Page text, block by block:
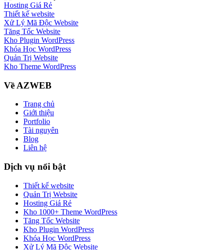
Hosting Giá Rẻ
Thiết kế website
Xử Lý Mã Độc Website
Tăng Tốc Website
Kho Plugin WordPress
Khóa Học WordPress
Quản Trị Website
Kho Theme WordPress
Về AZWEB
Trang chủ
Giới thiệu
Portfolio
Tài nguyên
Blog
Liên hệ
Dịch vụ nổi bật
Thiết kế website
Quản Trị Website
Hosting Giá Rẻ
Kho 1000+ Theme WordPress
Tăng Tốc Website
Kho Plugin WordPress
Khóa Học WordPress
Xử Lý Mã Độc Website